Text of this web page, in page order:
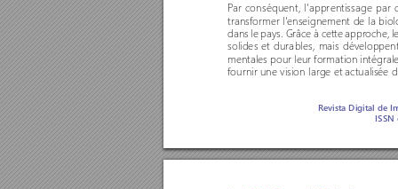
Revista Digital de
Par conséquent, l'apprentissage par
transformer l'enseignement de la
dans le pays. Grâce à cette approche,
solides et durables, mais
mentales pour leur formation
fournir une vision large et actualisée